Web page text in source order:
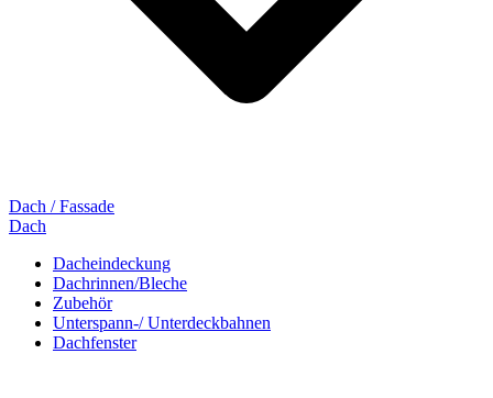
Dach / Fassade
Dach
Dacheindeckung
Dachrinnen/Bleche
Zubehör
Unterspann-/ Unterdeckbahnen
Dachfenster